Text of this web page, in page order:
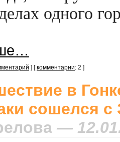
одного
] [комментарии: 2 ]
в
сошелся с
—